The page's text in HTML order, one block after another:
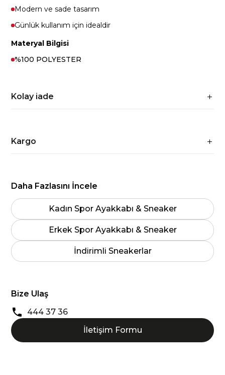
Modern ve sade tasarım
Günlük kullanım için idealdir
Materyal Bilgisi
%100 POLYESTER
Kolay iade
Kargo
Daha Fazlasını İncele
Kadın Spor Ayakkabı & Sneaker
Erkek Spor Ayakkabı & Sneaker
İndirimli Sneakerlar
Bize Ulaş
444 37 36
İletişim Formu